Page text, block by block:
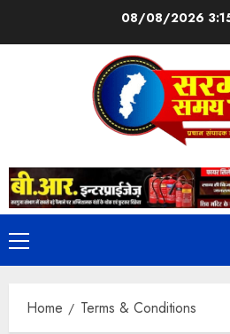
08/08/2026
Home Terms & Conditions